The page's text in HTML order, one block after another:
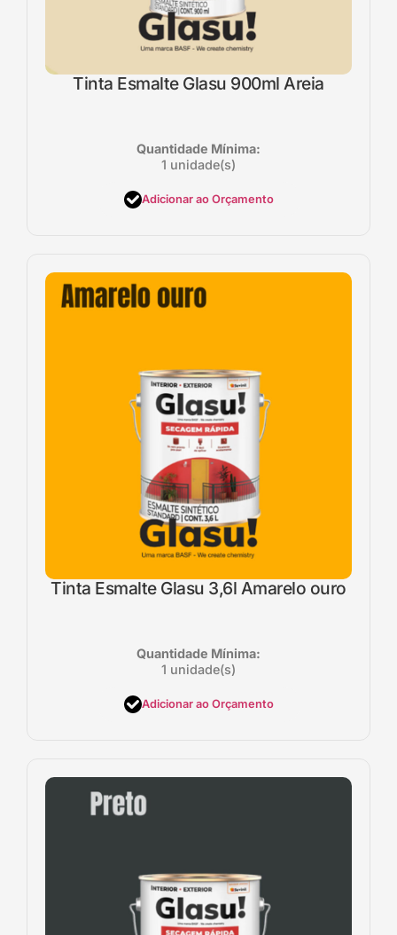
Tinta Esmalte Glasu 900ml Areia
Quantidade Mínima:
1 unidade(s)
Adicionar ao Orçamento
Tinta Esmalte Glasu 3,6l Amarelo ouro
Quantidade Mínima:
1 unidade(s)
Adicionar ao Orçamento